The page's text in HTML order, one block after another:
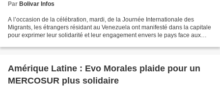
Par Bolivar Infos
A l’occasion de la célébration, mardi, de la Journée Internationale des
Migrants, les étrangers résidant au Venezuela ont manifesté dans la capitale
pour exprimer leur solidarité et leur engagement envers le pays face aux
Amérique Latine : Evo Morales plaide pour un
MERCOSUR plus solidaire